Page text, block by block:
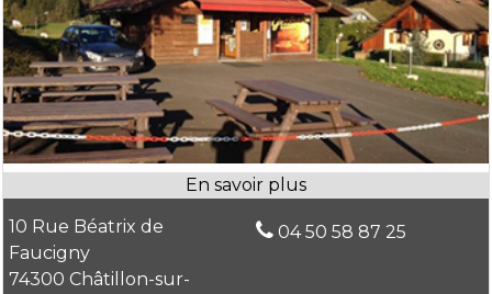
10 Rue Béatrix de
Faucigny
74300 Châtillon-sur-
04 50 58 87 25